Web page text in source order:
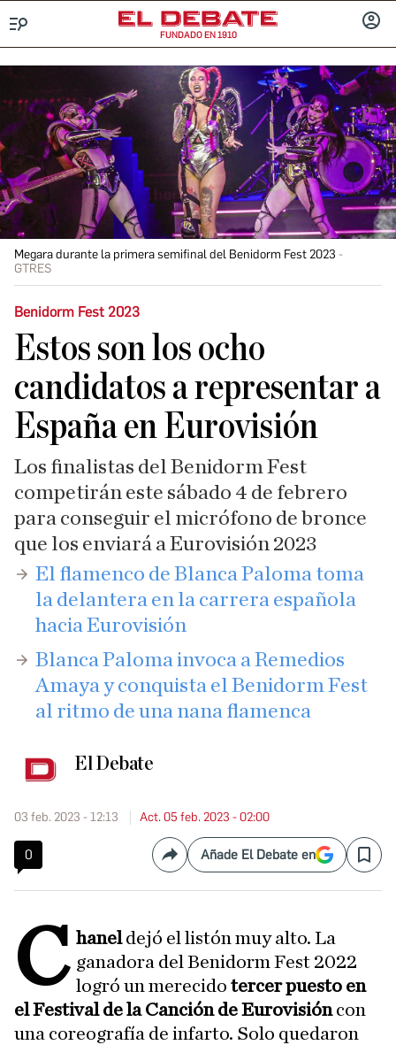
FUNDADO EN 1910
Megara durante la primera semifinal del Benidorm Fest 2023
GTRES
Benidorm Fest 2023
Estos son los ocho
candidatos a representar a
España en Eurovisión
Los finalistas del Benidorm Fest
competirán este sábado 4 de febrero
para conseguir el micrófono de bronce
que los enviará a Eurovisión 2023
​El flamenco de Blanca Paloma toma
la delantera en la carrera española
hacia Eurovisión
Blanca Paloma invoca a Remedios
Amaya y conquista el Benidorm Fest
al ritmo de una nana flamenca
El Debate
03 feb. 2023 - 12:13 Act. 05 feb. 2023 - 02:00
0 CompartirAñade El Debate en Save
C haneldejó el listón muy alto. La
ganadora del Benidorm Fest 2022
logró un merecidotercer puesto en
el Festival de la Canción de Eurovisióncon
una coreografía de infarto. Solo quedaron